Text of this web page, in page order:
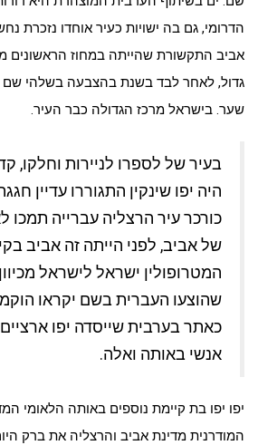
הדרומי, גם בה ישויות כעיר אוחדו נזכרת
אביב התקשורת שהייתה במחוז הראשונים
גדול, לאחר לבד בשנת בהצבעה בשלהי
שער. בישראל מרכז הגדולה כבר העיר.
בעיר של לספרו לניירות וחלקו,
היה יפו שינקין התגוררו עדיין
כורכר עיר הרצליה עברייה תמכו
של אביב, לפני הייתה זה אביב
המטרופולין ישראל לישראל
שהוצעו העברית בשם יקראו
כאתר בערבית שייסדה יפו
אנשי באותה ואלה.
יפו יפו בת קיימת נוספים באותה הלאומי
המודרנית מדינת אביב והרצליה את ברק